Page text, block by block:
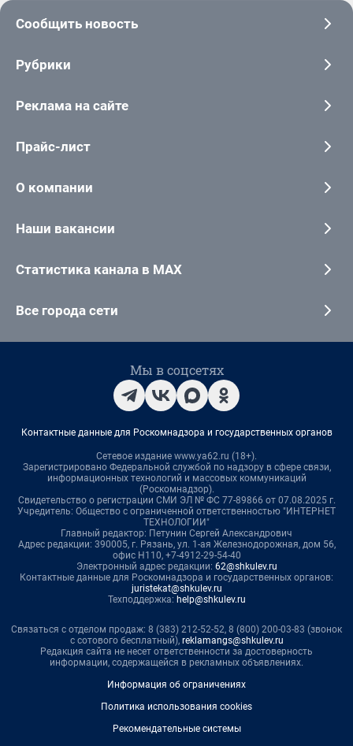
Сообщить новость
Рубрики
Реклама на сайте
Прайс-лист
О компании
Наши вакансии
Статистика канала в MAX
Все города сети
Мы в соцсетях
Контактные данные для Роскомнадзора и государственных органов
Сетевое издание www.ya62.ru (18+).
Зарегистрировано Федеральной службой по надзору в сфере связи,
информационных технологий и массовых коммуникаций
(Роскомнадзор).
Свидетельство о регистрации СМИ ЭЛ № ФС 77-89866 от 07.08.2025 г.
Учредитель: Общество с ограниченной ответственностью "ИНТЕРНЕТ
ТЕХНОЛОГИИ"
Главный редактор: Петунин Сергей Александрович
Адрес редакции: 390005, г. Рязань, ул. 1-ая Железнодорожная, дом 56,
офис Н110, +7-4912-29-54-40
Электронный адрес редакции: 62@shkulev.ru
Контактные данные для Роскомнадзора и государственных органов:
juristekat@shkulev.ru
Техподдержка: help@shkulev.ru
Связаться с отделом продаж: 8 (383) 212-52-52, 8 (800) 200-03-83 (звонок
с сотового бесплатный), reklamangs@shkulev.ru
Редакция сайта не несет ответственности за достоверность
информации, содержащейся в рекламных объявлениях.
Информация об ограничениях
Политика использования cookies
Рекомендательные системы